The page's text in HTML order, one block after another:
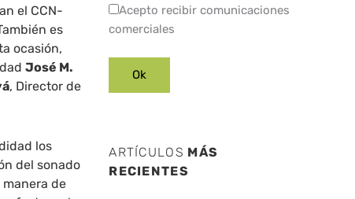
el CCN-
es
ocasión,
José M.
, Director de
los
del sonado
de
Acepto recibir comunicaciones
comerciales
ARTÍCULOS MÁS
RECIENTES